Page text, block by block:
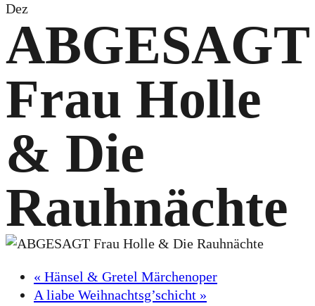
Dez
ABGESAGT
Frau Holle
& Die
Rauhnächte
« Hänsel & Gretel Märchenoper
A liabe Weihnachtsg’schicht »